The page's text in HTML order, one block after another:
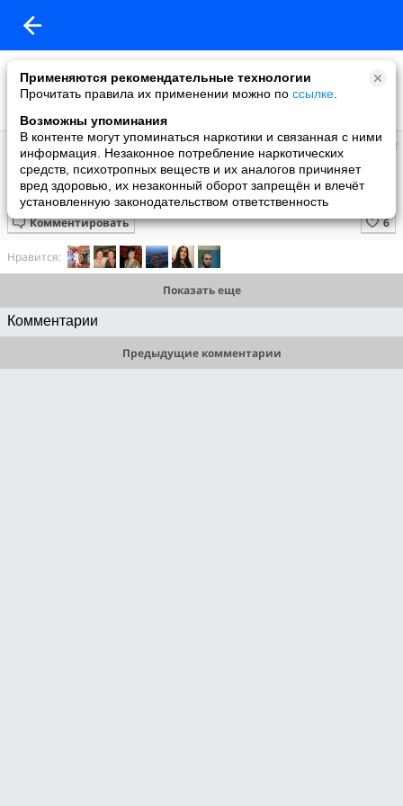
Применяются рекомендательные технологии
Прочитать правила их применении можно по ссылке
Возможны упоминания
В контенте могут упоминаться наркотики и связанная с ними
информация. Незаконное потребление наркотических
средств, психотропных веществ и их аналогов причиняет
вред здоровью, их незаконный оборот запрещён и влечёт
установленную законодательством ответственность
Мир
добавил видео
13 мая
Самитова Алсу. Булавы
Комментировать
Нравится:
Показать еще
Комментарии
Предыдущие комментарии